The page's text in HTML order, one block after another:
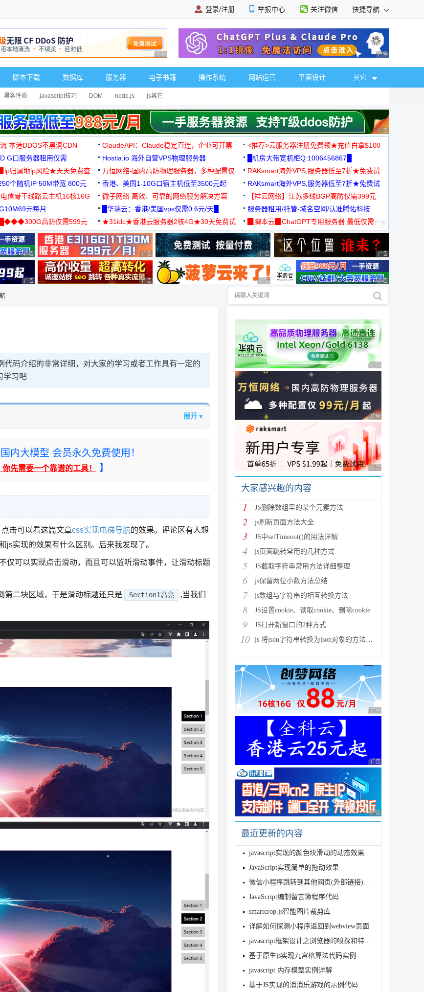
登录/注册 举报中心 关注微信 快捷导航
广告 商业广告，理性选择 广告 商业广告，理
脚本下载 数据库 服务器 电子书籍 操作系统 网站运营 平面设计 其它
黑客性质 javascript技巧 DOM node.js js其它
广告 商业广告，理
本港DDOS不黑洞CDN ClaudeAPI：Claude稳定直连，企业可开票
<推荐>云服务器注册免费领★充值白拿$100
G口服务器租用仅需
试
Hostia.io 海外自营VPS物理服务器
█机房大带宽机柜Q:1006456867█
归属地ip风险★天天免费查
万恒网络-国内高防物理服务器，多种配置仅
99元/月起
RAKsmart海外VPS,服务器低至7折★免费试
用★
个随机IP 50M带宽 800元 香港、美国1-10G口宿主机低至3500元起
RAKsmart海外VPS,服务器低至7折★免费试
用★
信骨干线路云主机16核16G
微子网络 高效、可靠的网络服务解决方案
【祥云网络】江苏多线BGP高防仅需399元
元每月 █华瑞云：香港/美国vps仅需0.6元/天█
服务器租用/托管-域名空间/认准腾佑科技
高防仅需599元
★31idc★香港云服务器2核4G★30天免费试
用◆
▉脚本云▉ChatGPT专用服务器 最低仅需
19元/月
广告 商业广告，理性选择 广告 商业广告，理性选择 广告 商业广告，理性选择 广告 商业广告，理
广告 商业广告，理性选择 广告 商业广告，理性选择 广告 商业广告，理性选择 广告 商业广告，理
码介绍的非常详细，对大家的学习或者工作具有一定的
学习吧
展开 ▾
内大模型 会员永久免费使用！
先需要一个靠谱的工具！ 】
击可以看这篇文章css实现电梯导航的效果。评论区有人想
实现的效果有什么区别。后来我发现了。
仅可以实现点击滑动，而且可以监听滑动事件，让滑动标题
第二块区域，于是滑动标题还只是 Section1高亮
,当我们
广告 商业广告，理性
广告 商业广告，理性
广告 商业广告，理性
大家感兴趣的内容
1 JS删除数组里的某个元素方法
2 js刷新页面方法大全
3 JS中setTimeout()的用法详解
4 js页面跳转常用的几种方式
5 JS截取字符串常用方法详细整理
6 js保留两位小数方法总结
7 js数组与字符串的相互转换方法
8 JS设置cookie、读取cookie、删除cookie
9 JS打开新窗口的2种方式
10 js 将json字符串转换为json对象的方法解析
广告 商业广告，理性
广告 商业广告，理性
广告 商业广告，理性
最近更新的内容
javascript实现的颜色块滑动的动态效果
JavaScript实现简单的拖动效果
微信小程序跳转到其他网页(外部链接)的实现方法
JavaScript编制留言簿程序代码
smartcrop.js智能图片裁剪库
详解如何探测小程序返回到webview页面
javascript框架设计之浏览器的嗅探和特征侦测
基于原生js实现九宫格算法代码实例
javascript 内存模型实例详解
基于JS实现的消消乐游戏的示例代码